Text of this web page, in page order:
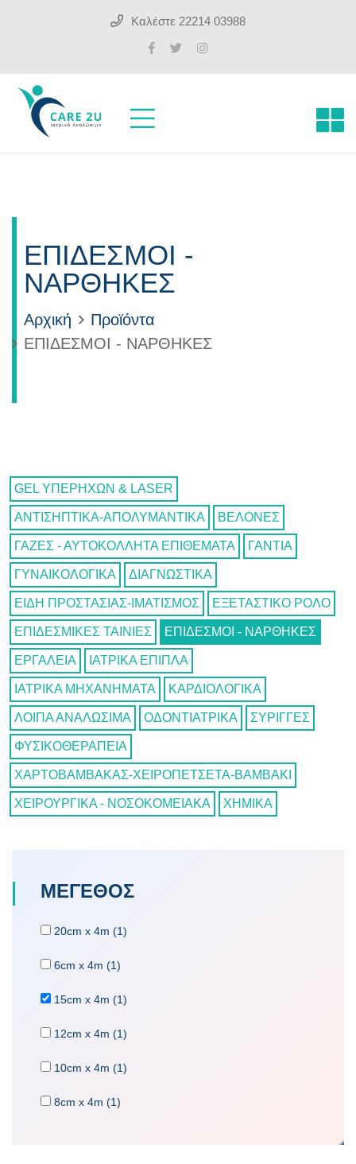
Καλέστε 22214 03988
ΕΠΙΔΕΣΜΟΙ -
ΝΑΡΘΗΚΕΣ
Αρχική
Προϊόντα
ΕΠΙΔΕΣΜΟΙ - ΝΑΡΘΗΚΕΣ
GEL ΥΠΕΡΗΧΩΝ & LASER
ΑΝΤΙΣΗΠΤΙΚΑ-ΑΠΟΛΥΜΑΝΤΙΚΑ ΒΕΛΟΝΕΣ
ΓΑΖΕΣ - ΑΥΤΟΚΟΛΛΗΤΑ ΕΠΙΘΕΜΑΤΑ ΓΑΝΤΙΑ
ΓΥΝΑΙΚΟΛΟΓΙΚΑ ΔΙΑΓΝΩΣΤΙΚΑ
ΕΙΔΗ ΠΡΟΣΤΑΣΙΑΣ-ΙΜΑΤΙΣΜΟΣ ΕΞΕΤΑΣΤΙΚΟ ΡΟΛΟ
ΕΠΙΔΕΣΜΙΚΕΣ ΤΑΙΝΙΕΣ ΕΠΙΔΕΣΜΟΙ - ΝΑΡΘΗΚΕΣ
ΕΡΓΑΛΕΙΑ ΙΑΤΡΙΚΑ ΕΠΙΠΛΑ
ΙΑΤΡΙΚΑ ΜΗΧΑΝΗΜΑΤΑ ΚΑΡΔΙΟΛΟΓΙΚΑ
ΛΟΙΠΑ ΑΝΑΛΩΣΙΜΑ ΟΔΟΝΤΙΑΤΡΙΚΑ ΣΥΡΙΓΓΕΣ
ΦΥΣΙΚΟΘΕΡΑΠΕΙΑ
ΧΑΡΤΟΒΑΜΒΑΚΑΣ-ΧΕΙΡΟΠΕΤΣΕΤΑ-ΒΑΜΒΑΚΙ
ΧΕΙΡΟΥΡΓΙΚΑ - ΝΟΣΟΚΟΜΕΙΑΚΑ ΧΗΜΙΚΑ
ΜΕΓΕΘΟΣ
20cm x 4m (1)
6cm x 4m (1)
15cm x 4m (1)
12cm x 4m (1)
10cm x 4m (1)
8cm x 4m (1)